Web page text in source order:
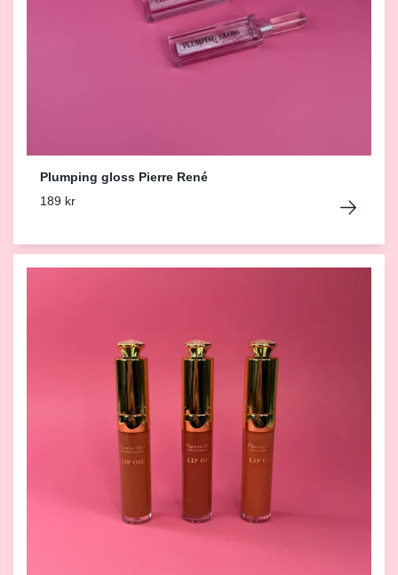
Plumping gloss Pierre René
189 kr